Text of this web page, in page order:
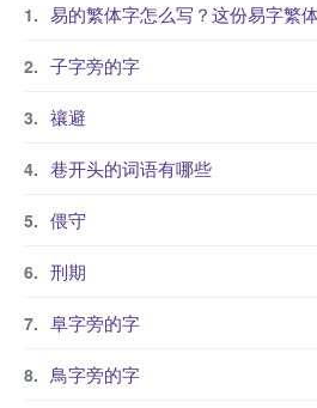
易的繁体字怎么写？这份易字繁体详解，助
子字旁的字
禳避
巷开头的词语有哪些
偎守
刑期
阜字旁的字
鳥字旁的字